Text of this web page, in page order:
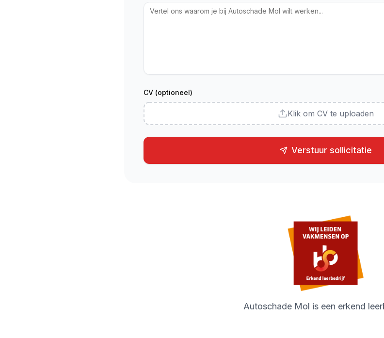
CV (optioneel)
Klik om CV te uploaden
Verstuur sollicitatie
Autoschade Mol is een erkend